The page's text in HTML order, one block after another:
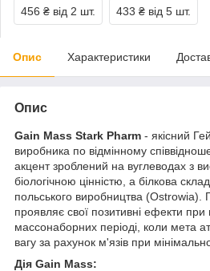
456 ₴ від 2 шт. 433 ₴ від 5 шт.
Опис Характеристики
Опис
Gain Mass Stark Pharm - якісний
виробника по відмінному
акцент зроблений на вуглеводах з
біологічною цінністю, а білкова
польського виробництва (Ostrowia).
проявляє свої позитивні ефекти при
массонаборних періоді, коли мета
вагу за рахунок м'язів при
Дія Gain Mass: